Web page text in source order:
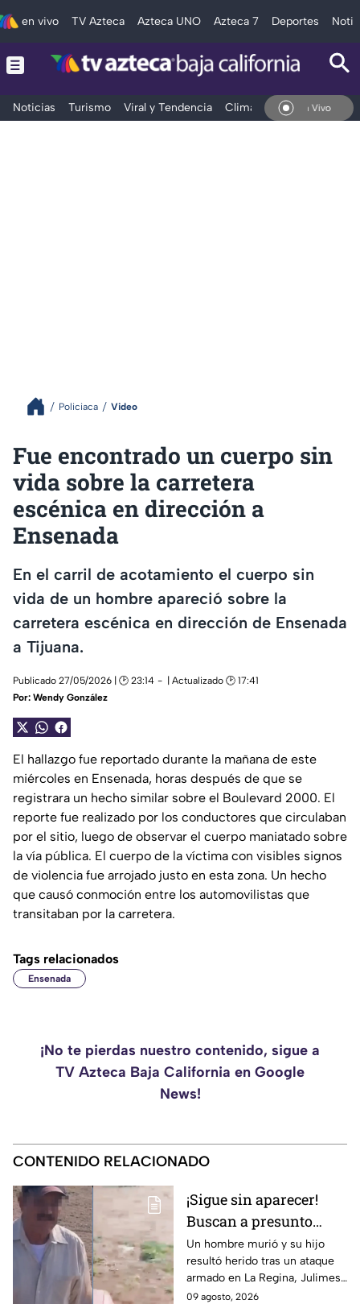
en vivo TV Azteca Azteca UNO Azteca 7 Deportes
Noticias Turismo Viral y Tendencia Clima Deportes
En Vivo
Policiaca Video
Fue encontrado un cuerpo sin
vida sobre la carretera
escénica en dirección a
Ensenada
En el carril de acotamiento el cuerpo sin
vida de un hombre apareció sobre la
carretera escénica en dirección de Ensenada
a Tijuana.
Publicado 27/05/2026 | 🕑 23:14
| Actualizado 🕑 17:41
Por: Wendy González
El hallazgo fue reportado durante la mañana de este
miércoles en Ensenada, horas después de que se
registrara un hecho similar sobre el Boulevard 2000. El
reporte fue realizado por los conductores que circulaban
por el sitio, luego de observar el cuerpo maniatado sobre
la vía pública. El cuerpo de la víctima con visibles signos
de violencia fue arrojado justo en esta zona. Un hecho
que causó conmoción entre los automovilistas que
transitaban por la carretera.
Tags relacionados
Ensenada
¡No te pierdas nuestro contenido, sigue a
TV Azteca Baja California en Google
News!
CONTENIDO RELACIONADO
¡Sigue sin aparecer!
Buscan a presunto
responsable de ataque
que dejó un muerto en
Julimes
Un hombre murió y su hijo
resultó herido tras un ataque
armado en La Regina, Julimes.
El presunto responsable ya
09 agosto, 2026